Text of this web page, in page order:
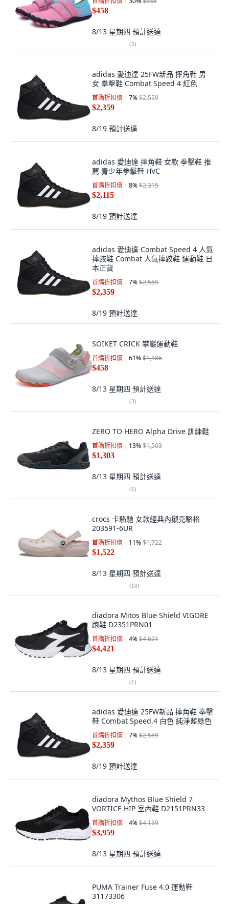
$458
8/13 星期四 預計送達
(3)
adidas 愛迪達 25FW新品 摔角鞋 男
女 拳擊鞋 Combat Speed 4 紅色
首購折扣價 7%$2,559
$2,359
8/19 預計送達
adidas 愛迪達 摔角鞋 女款 拳擊鞋 推
薦 青少年拳擊鞋 HVC
首購折扣價 8%$2,315
$2,115
8/19 預計送達
adidas 愛迪達 Combat Speed 4 人氣
摔跤鞋 Combat 人氣摔跤鞋 運動鞋 日
本正貨
首購折扣價 7%$2,559
$2,359
8/19 預計送達
SOIKET CRICK 攀巖運動鞋
首購折扣價 61%$1,186
$458
8/13 星期四 預計送達
(3)
ZERO TO HERO Alpha Drive 訓練鞋
首購折扣價 13%$1,503
$1,303
8/13 星期四 預計送達
(1)
crocs 卡駱馳 女款經典內襯克駱格
203591-6UR
首購折扣價 11%$1,722
$1,522
8/13 星期四 預計送達
(10)
diadora Mitos Blue Shield VIGORE
跑鞋 D2351PRN01
首購折扣價 4%$4,621
$4,421
8/13 星期四 預計送達
(1)
adidas 愛迪達 25FW新品 摔角鞋 拳擊
鞋 Combat Speed.4 白色 純淨藍綠色
首購折扣價 7%$2,559
$2,359
8/19 預計送達
diadora Mythos Blue Shield 7
VORTICE HIP 室內鞋 D2151PRN33
首購折扣價 4%$4,159
$3,959
8/13 星期四 預計送達
PUMA Trainer Fuse 4.0 運動鞋
31173306